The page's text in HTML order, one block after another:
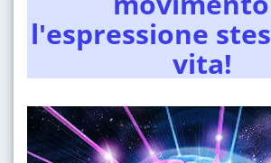
l'espressione
vita!